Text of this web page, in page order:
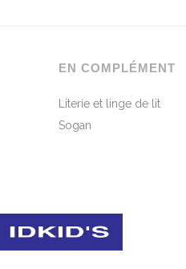
EN COMPLÉMENT
Literie et linge de lit
Sogan